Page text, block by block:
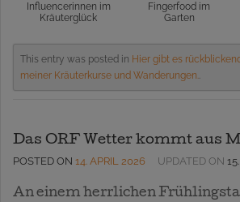
Influencerinnen im
Kräuterglück
Fingerfood im
Garten
This entry was posted in Hier gibt es
meiner Kräuterkurse und Wanderungen..
Das ORF Wetter kommt aus
POSTED ON 14. APRIL 2026 UPDATED ON
An einem herrlichen